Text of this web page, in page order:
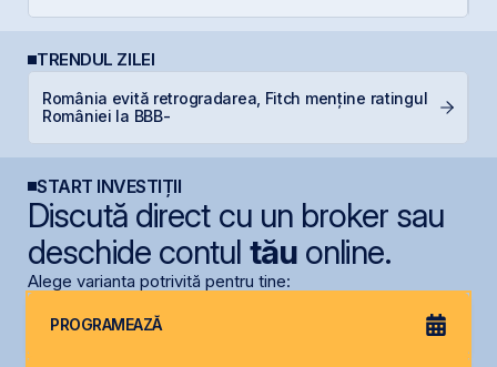
TRENDUL ZILEI
România evită retrogradarea, Fitch menține ratingul
României la BBB-
START INVESTIȚII
Discută direct cu un broker sau
deschide contul tăuonline.
Alege varianta potrivită pentru tine:
PROGRAMEAZĂ